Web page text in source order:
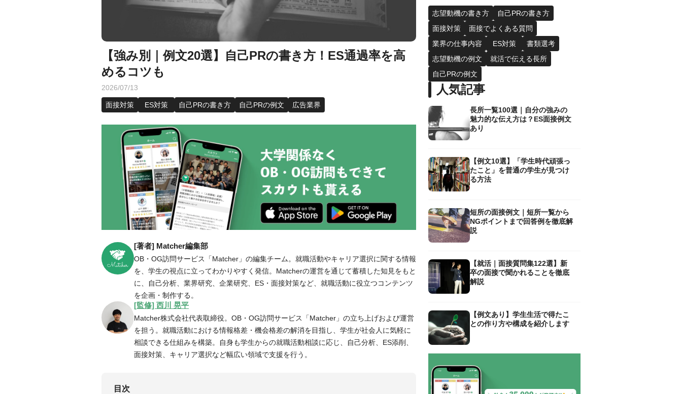
【強み別｜例文20選】自己PRの書き方！ES通過率を高
めるコツも
2026/07/13
面接対策 ES対策 自己PRの書き方 自己PRの例文 広告業界
[著者] Matcher編集部
OB・OG訪問サービス「Matcher」の編集チーム。就職活動やキャリア選択に関する情報
を、学生の視点に立ってわかりやすく発信。Matcherの運営を通じて蓄積した知見をもと
に、自己分析、業界研究、企業研究、ES・面接対策など、就職活動に役立つコンテンツ
を企画・制作する。
[監修] 西川 晃平
Matcher株式会社代表取締役。OB・OG訪問サービス「Matcher」の立ち上げおよび運営
を担う。就職活動における情報格差・機会格差の解消を目指し、学生が社会人に気軽に
相談できる仕組みを構築。自身も学生からの就職活動相談に応じ、自己分析、ES添削、
面接対策、キャリア選択など幅広い領域で支援を行う。
目次
志望動機の書き方
自己PRの書き方
面接対策
面接でよくある質問
業界の仕事内容
ES対策
書類選考
志望動機の例文
就活で伝える長所
自己PRの例文
人気記事
長所一覧100選｜自分の強みの
魅力的な伝え方は？ES面接例文
あり
【例文10選】「学生時代頑張っ
たこと」を普通の学生が見つけ
る方法
短所の面接例文｜短所一覧から
NGポイントまで回答例を徹底解
説
【就活｜面接質問集122選】新
卒の面接で聞かれることを徹底
解説
【例文あり】学生生活で得たこ
との作り方や構成を紹介します